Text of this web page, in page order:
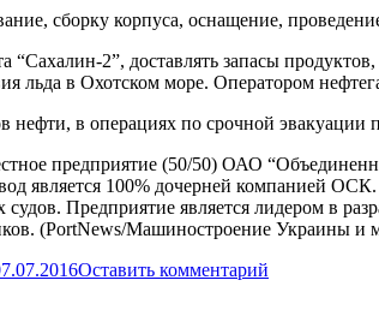
сборку корпуса, оснащение,
2”, доставлять запасы
льда в Охотском море. Оператором
нефти, в операциях по срочной эвакуации
предприятие (50/50) ОАО
является 100% дочерней компанией
Предприятие является лидером в
(PortNews/Машиностроение Украины и
Оставить комментарий